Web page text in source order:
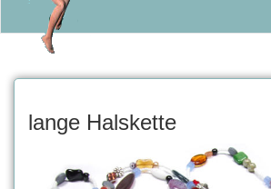
lange Halskette